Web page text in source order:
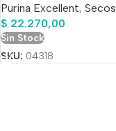
Purina Excellent, Secos
$ 22.270,00
Sin Stock
SKU: 04318